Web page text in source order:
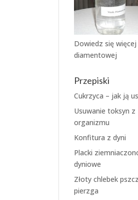
Dowiedz się więcej
diamentowej
Przepiski
Cukrzyca – jak ją
Usuwanie toksyn z
organizmu
Konfitura z dyni
Placki
dyniowe
Złoty chlebek
pierzga